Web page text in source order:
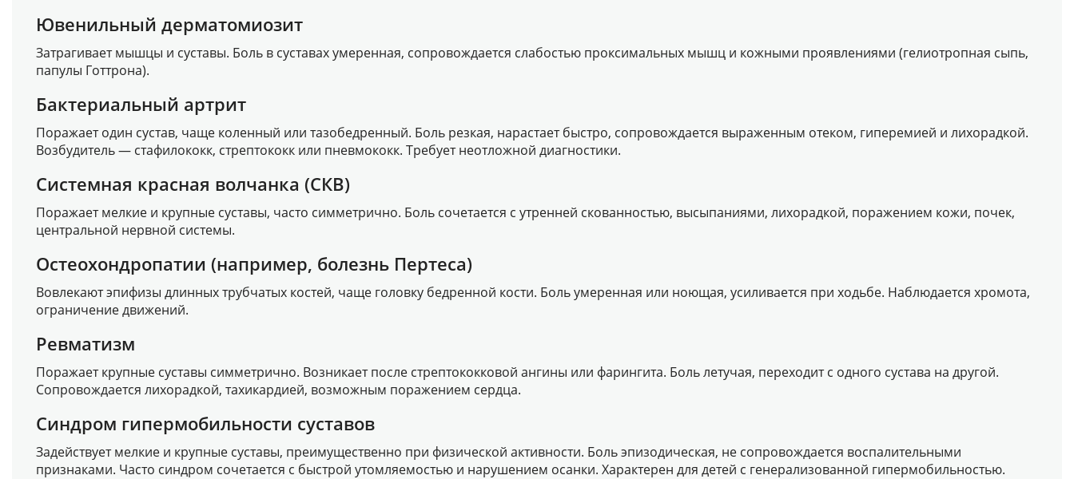
Ювенильный дерматомиозит
Затрагивает мышцы и суставы. Боль в суставах умеренная, сопровождается слабостью проксимальных мышц и кожными проявлениями (гелиотропная сыпь,
папулы Готтрона).
Бактериальный артрит
Поражает один сустав, чаще коленный или тазобедренный. Боль резкая, нарастает быстро, сопровождается выраженным отеком, гиперемией и лихорадкой.
Возбудитель — стафилококк, стрептококк или пневмококк. Требует неотложной диагностики.
Системная красная волчанка (СКВ)
Поражает мелкие и крупные суставы, часто симметрично. Боль сочетается с утренней скованностью, высыпаниями, лихорадкой, поражением кожи, почек,
центральной нервной системы.
Остеохондропатии (например, болезнь Пертеса)
Вовлекают эпифизы длинных трубчатых костей, чаще головку бедренной кости. Боль умеренная или ноющая, усиливается при ходьбе. Наблюдается хромота,
ограничение движений.
Ревматизм
Поражает крупные суставы симметрично. Возникает после стрептококковой ангины или фарингита. Боль летучая, переходит с одного сустава на другой.
Сопровождается лихорадкой, тахикардией, возможным поражением сердца.
Синдром гипермобильности суставов
Задействует мелкие и крупные суставы, преимущественно при физической активности. Боль эпизодическая, не сопровождается воспалительными
признаками. Часто синдром сочетается с быстрой утомляемостью и нарушением осанки. Характерен для детей с генерализованной гипермобильностью.